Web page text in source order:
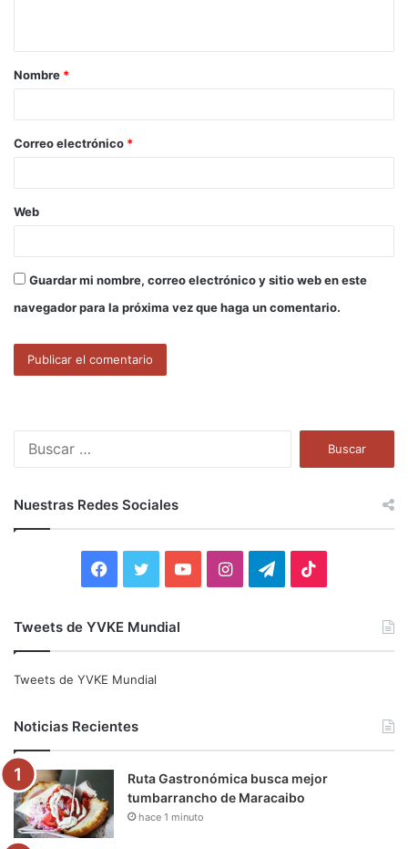
a
r
*
Nombre *
Correo electrónico *
Web
Guardar mi nombre, correo electrónico y sitio web en este
navegador para la próxima vez que haga un comentario.
:
Nuestras Redes Sociales
e
o
k
t
e
r
b
e
I
g
r
r
a
k
Tweets de YVKE Mundial
Tweets de YVKE Mundial
Noticias Recientes
Ruta Gastronómica busca mejor
tumbarrancho de Maracaibo
hace 1 minuto